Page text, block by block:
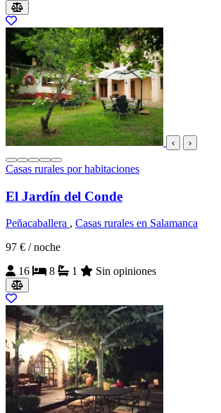
‹ ›
Casas rurales por habitaciones
El Jardín del Conde
Peñacaballera , Casas rurales en Salamanca
97 € / noche
16
8 1 Sin opiniones